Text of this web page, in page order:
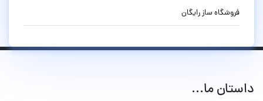
فروشگاه ساز رایگان
داستان ما...